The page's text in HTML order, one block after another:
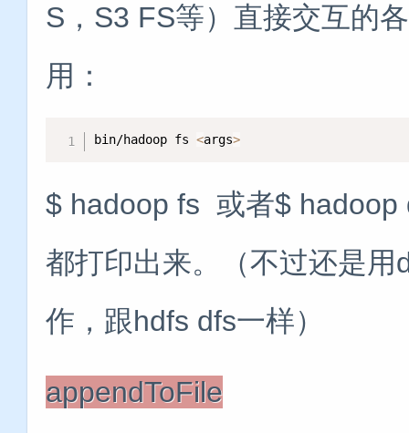
S，S3 FS等）直接交互的
用：
bin/hadoop fs <args>
$ hadoop fs 或者$
都打印出来。（不过还是
作，跟hdfs dfs一样）
appendToFile